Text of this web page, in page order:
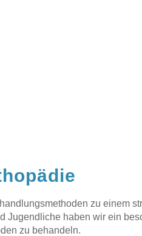
zu einem
Jugendliche haben wir ein
zu behandeln.